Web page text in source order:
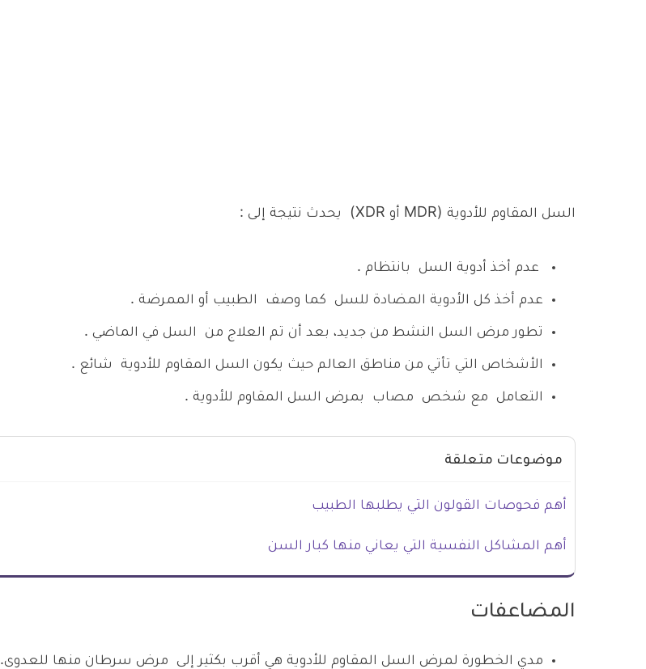
السل المقاوم للأدوية (MDR أو XDR) يحدث نتيجة إلى :
عدم أخذ أدوية السل بانتظام .
عدم أخذ كل الأدوية المضادة للسل كما وصف الطبيب أو الممرضة .
تطور مرض السل النشط من جديد، بعد أن تم العلاج من السل في الماضي .
الأشخاص التي تأتي من مناطق العالم حيث يكون السل المقاوم للأدوية شائع .
التعامل مع شخص مصاب بمرض السل المقاوم للأدوية .
موضوعات متعلقة
أهم فحوصات القولون التي يطلبها الطبيب
أهم المشاكل النفسية التي يعاني منها كبار السن
المضاعفات
مدي الخطورة لمرض السل المقاوم للأدوية هي أقرب بكثير إلى مرض سرطان منها للعدوى.